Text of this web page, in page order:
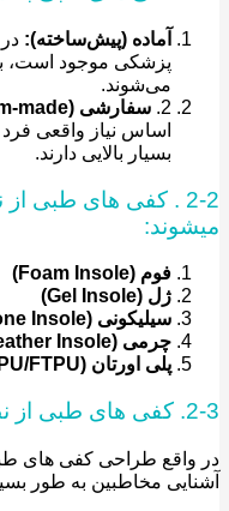
آماده (پیش‌ساخته):در
پزشکی موجود است،
می‌شوند.
سفارشی (Custom-made):
اساس نیاز واقعی فرد
بسیار بالایی دارند.
فوم (Foam Insole)
ژل (Gel Insole)
سیلیکونی (Silicone Insole)
چرمی (Leather Insole)
پلی اورتان (TPU/FTPU)
طراحی کفی های طبی
مخاطبین به طور بسیار